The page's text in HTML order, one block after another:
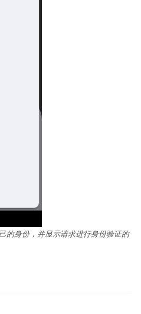
的身份，并显示请求进行身份验证的